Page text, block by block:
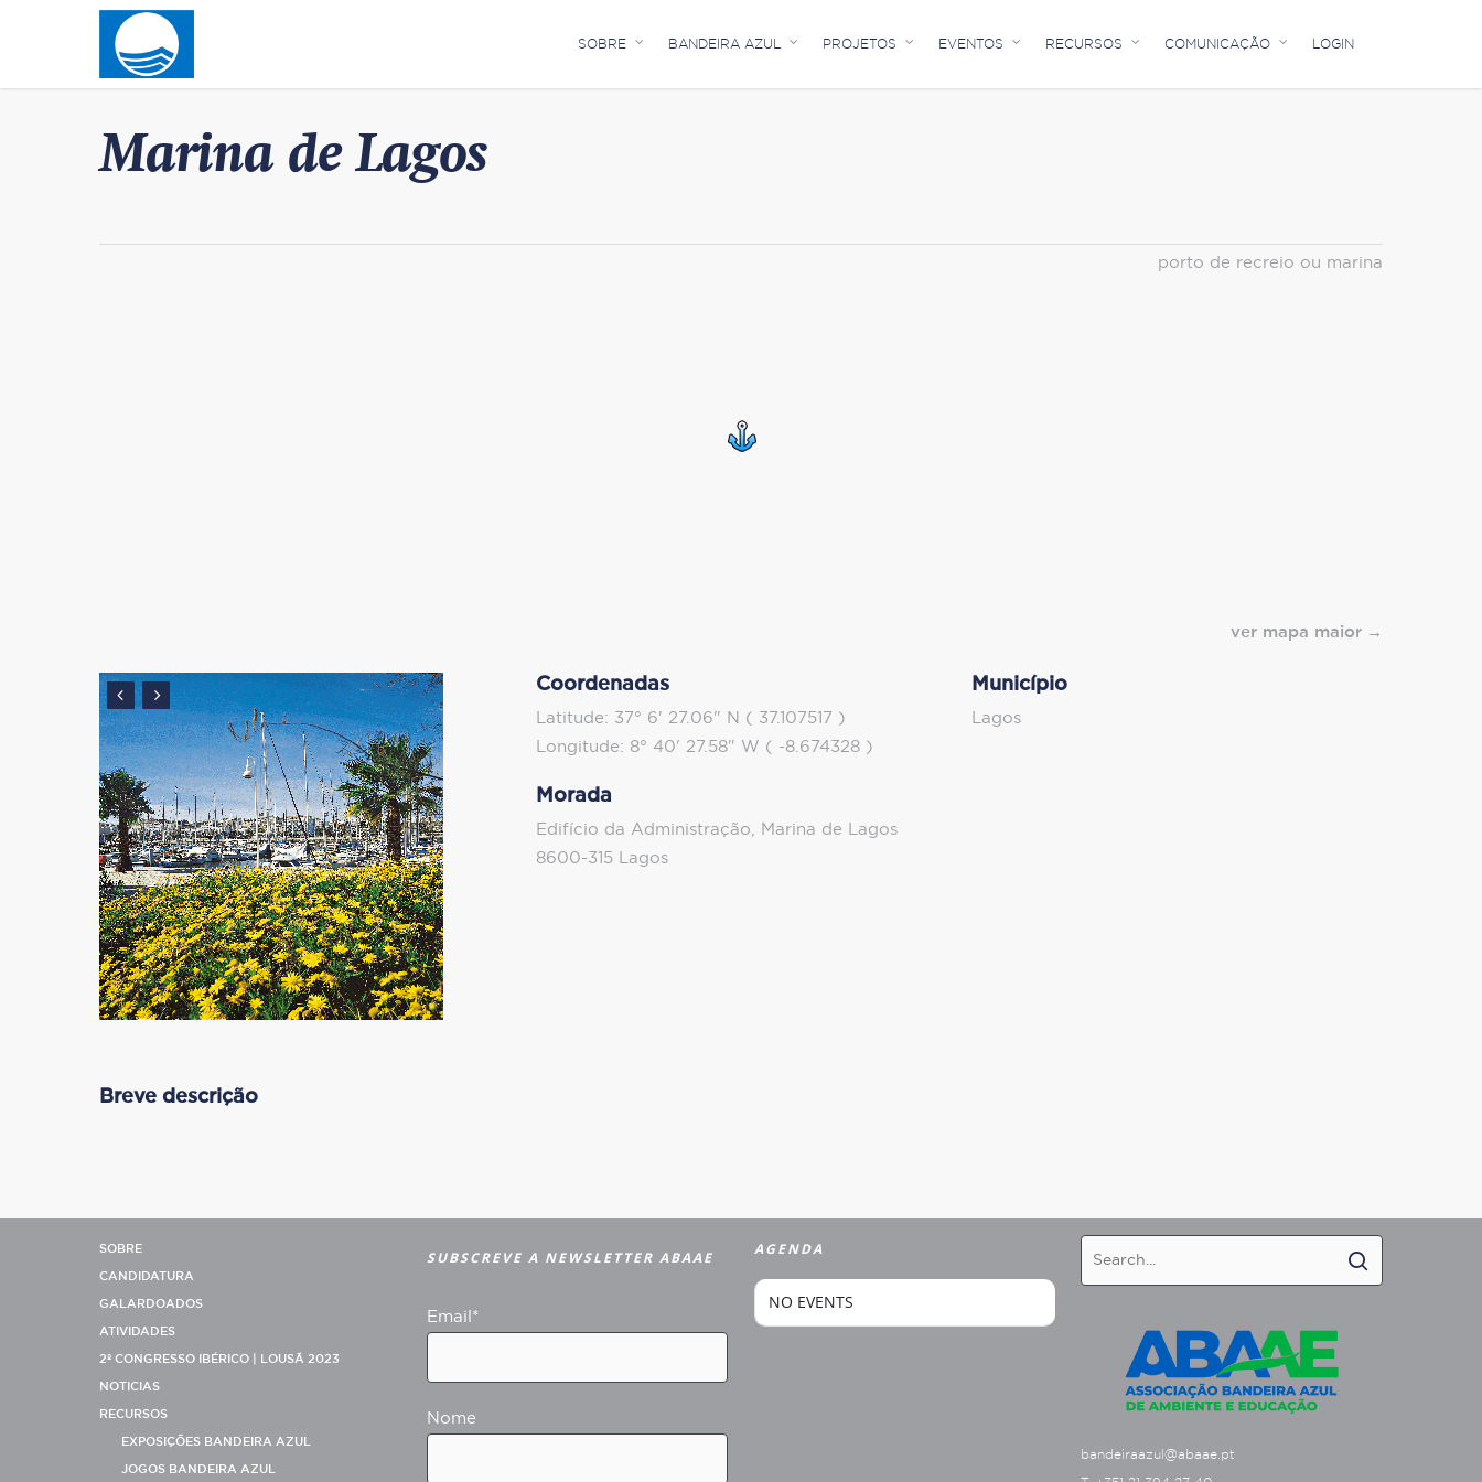
SOBRE BANDEIRA AZUL PROJETOS EVENTOS RECURSOS COMUNICAÇÃO LOGIN
Marina de Lagos
porto de recreio ou marina
ver mapa maior
Coordenadas
Latitude: 37° 6' 27.06" N ( 37.107517 )
Longitude: 8° 40' 27.58" W ( -8.674328 )
Morada
Edifício da Administração, Marina de Lagos
8600-315 Lagos
Município
Lagos
Breve descrição
SOBRE
CANDIDATURA
GALARDOADOS
ATIVIDADES
2º CONGRESSO IBÉRICO | LOUSÃ 2023
NOTICIAS
RECURSOS
EXPOSIÇÕES BANDEIRA AZUL
JOGOS BANDEIRA AZUL
SUBSCREVE A NEWSLETTER ABAAE
Email*
Nome
AGENDA
NO EVENTS
bandeiraazul@abaae.pt